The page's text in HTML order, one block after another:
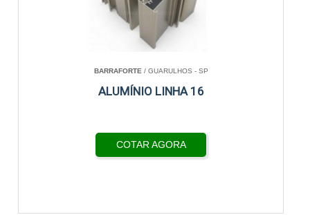
BARRAFORTE / GUARULHOS - SP
ALUMÍNIO LINHA 16
COTAR AGORA